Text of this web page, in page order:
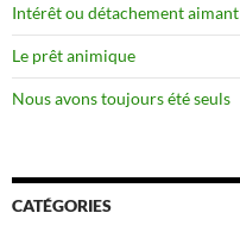
Intérêt ou détachement aimant
Le prêt animique
Nous avons toujours été seuls
CATÉGORIES